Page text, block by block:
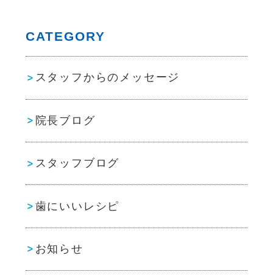
CATEGORY
スタッフからのメッセージ
院長ブログ
スタッフブログ
歯にいいレシピ
お知らせ